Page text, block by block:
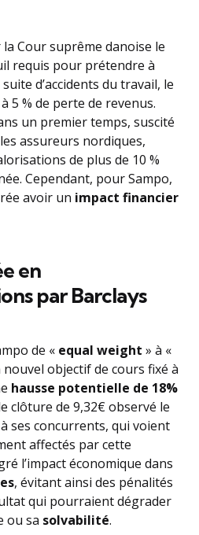
Cour suprême danoise le
requis pour prétendre à
d’accidents du travail, le
5 % de perte de revenus.
un premier temps, suscité
assureurs nordiques,
de plus de 10 %
Cependant, pour Sampo,
avoir un impact financier
en
par Barclays
de « equal weight » à «
nouvel objectif de cours fixé à
hausse potentielle de 18%
clôture de 9,32€ observé le
ses concurrents, qui voient
affectés par cette
l’impact économique dans
, évitant ainsi des pénalités
qui pourraient dégrader
ou sa solvabilité.